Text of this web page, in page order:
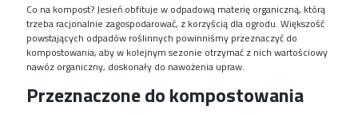
Co na kompost? Jesień obfituje w odpadową materię organiczną, którą
trzeba racjonalnie zagospodarować, z korzyścią dla ogrodu. Większość
powstających odpadów roślinnych powinniśmy przeznaczyć do
kompostowania, aby w kolejnym sezonie otrzymać z nich wartościowy
nawóz organiczny, doskonały do nawożenia upraw.
Przeznaczone do kompostowania